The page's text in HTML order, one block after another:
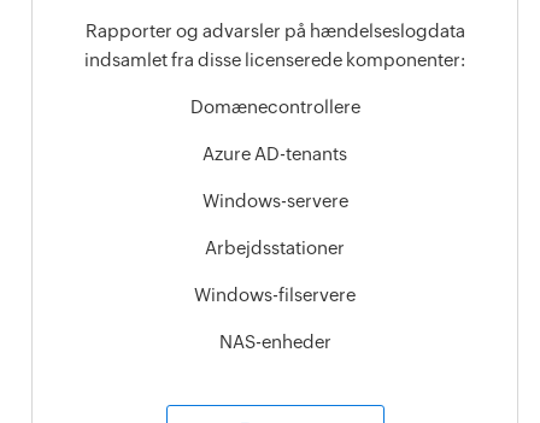
Rapporter og advarsler på hændelseslogdata
indsamlet fra disse licenserede komponenter:
Domænecontrollere
Azure AD-tenants
Windows-servere
Arbejdsstationer
Windows-filservere
NAS-enheder